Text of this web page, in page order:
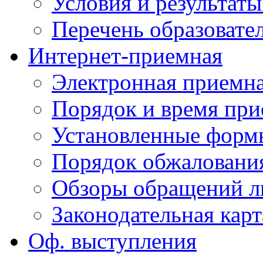
Перечень
Интернет-приемная
Электронная
Порядок и время
Установленные
Порядок
Обзоры обращений
Законодательная
Оф. выступления